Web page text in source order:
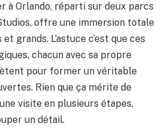
à Orlando, réparti sur deux parcs
offre une immersion totale
grands. L’astuce c’est que ces
chacun avec sa propre
pour former un véritable
Rien que ça mérite de
visite en plusieurs étapes,
un détail.